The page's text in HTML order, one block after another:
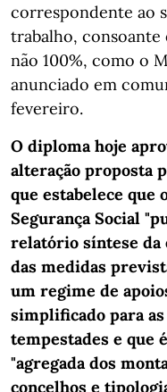
correspondente ao
trabalho, consoante
não 100%, como o
anunciado em
fevereiro.
O diploma hoje
alteração proposta
que estabelece que
Segurança Social
relatório síntese da
das medidas
um regime de
simplificado para
tempestades e que
"agregada dos
concelhos e